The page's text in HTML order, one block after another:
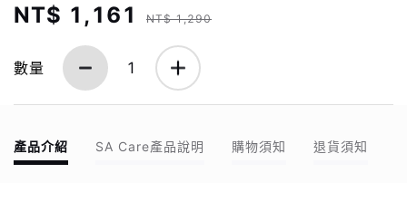
NT$ 1,161 NT$ 1,290
數量 1
產品介紹 SA Care產品說明 購物須知 退貨須知